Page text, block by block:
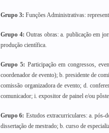
Grupo 3: Funções Administrativas:
Grupo 4: Outras obras: a. publicação em
produção científica.
Grupo 5: Participação em congressos,
coordenador de evento); b. presidente de
comissão organizadora de evento; d.
comunicador; i. expositor de painel e/ou
Grupo 6: Estudos extracurriculares: a. pós-
dissertação de mestrado; b. curso de